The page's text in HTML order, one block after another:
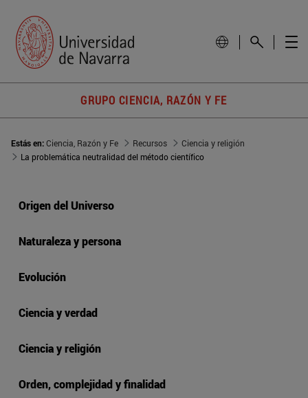
GRUPO CIENCIA, RAZÓN Y FE
Estás en:Ciencia, Razón y Fe Recursos
Ciencia y religión
La problemática neutralidad del método científico
Origen del Universo
Naturaleza y persona
Evolución
Ciencia y verdad
Ciencia y religión
Orden, complejidad y finalidad